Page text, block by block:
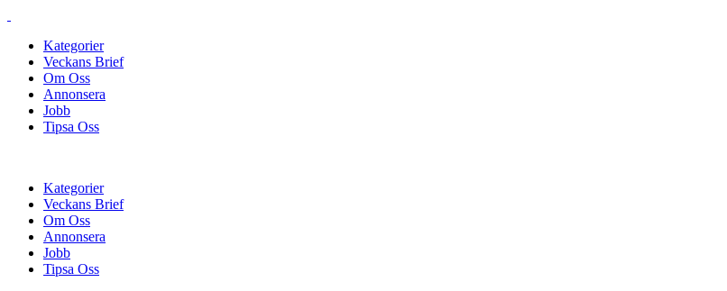
Kategorier
Veckans Brief
Om Oss
Annonsera
Jobb
Tipsa Oss
Kategorier
Veckans Brief
Om Oss
Annonsera
Jobb
Tipsa Oss